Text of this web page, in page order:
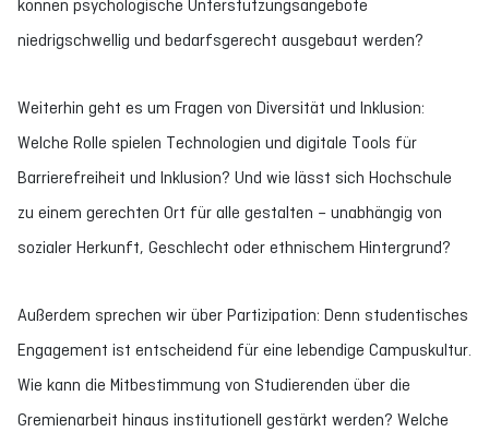
können psychologische Unterstützungsangebote
niedrigschwellig und bedarfsgerecht ausgebaut werden?
Weiterhin geht es um Fragen von Diversität und Inklusion:
Welche Rolle spielen Technologien und digitale Tools für
Barrierefreiheit und Inklusion? Und wie lässt sich Hochschule
zu einem gerechten Ort für alle gestalten – unabhängig von
sozialer Herkunft, Geschlecht oder ethnischem Hintergrund?
Außerdem sprechen wir über Partizipation: Denn studentisches
Engagement ist entscheidend für eine lebendige Campuskultur.
Wie kann die Mitbestimmung von Studierenden über die
Gremienarbeit hinaus institutionell gestärkt werden? Welche